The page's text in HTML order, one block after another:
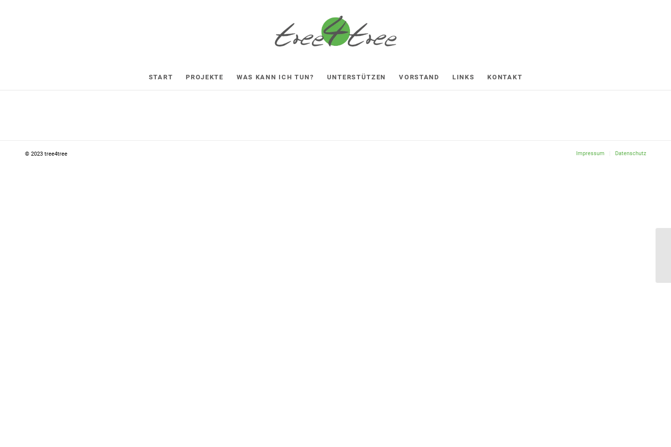
START PROJEKTE WAS KANN ICH TUN? UNTERSTÜTZEN VORSTAND LINKS KONTAKT
© 2023 tree4tree Impressum Datenschutz